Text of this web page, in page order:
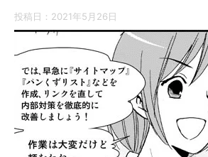
投稿日： 2021年5月26日